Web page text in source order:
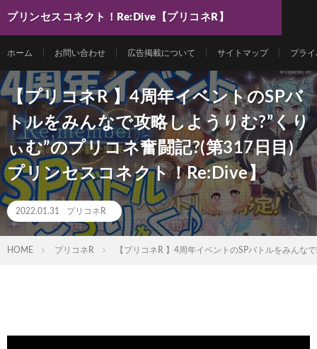
プリンセスコネクト！Re:Dive【プリコネR】
ホーム お問い合わせ 広告掲載について サイトマップ プラ
【プリコネR 】4周年イベントのSPバ
トルをみんなで攻略しようりむ?”くり
ぃむ”のプリコネ奮闘記?(第317日目)
プリンセスコネクト！Re:Dive】
2022.01.31 プリコネR
HOME プリコネR 【プリコネR 】4周年イベントのSPバトルをみんな